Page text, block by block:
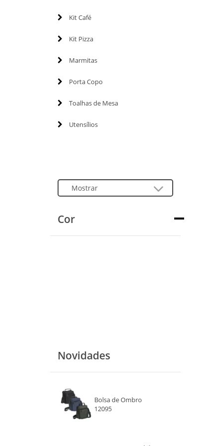
Kit Café
Kit Pizza
Marmitas
Porta Copo
Toalhas de Mesa
Utensílios
Cor
Novidades
Bolsa de Ombro
12095